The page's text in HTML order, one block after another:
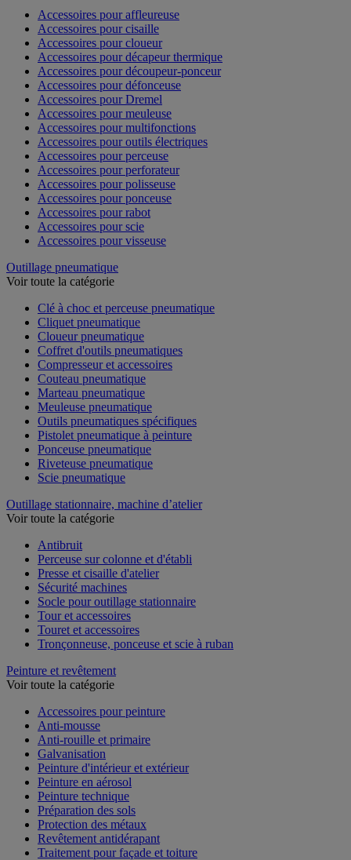
Accessoires pour affleureuse
Accessoires pour cisaille
Accessoires pour cloueur
Accessoires pour décapeur thermique
Accessoires pour découpeur-ponceur
Accessoires pour défonceuse
Accessoires pour Dremel
Accessoires pour meuleuse
Accessoires pour multifonctions
Accessoires pour outils électriques
Accessoires pour perceuse
Accessoires pour perforateur
Accessoires pour polisseuse
Accessoires pour ponceuse
Accessoires pour rabot
Accessoires pour scie
Accessoires pour visseuse
Outillage pneumatique
Voir toute la catégorie
Clé à choc et perceuse pneumatique
Cliquet pneumatique
Cloueur pneumatique
Coffret d'outils pneumatiques
Compresseur et accessoires
Couteau pneumatique
Marteau pneumatique
Meuleuse pneumatique
Outils pneumatiques spécifiques
Pistolet pneumatique à peinture
Ponceuse pneumatique
Riveteuse pneumatique
Scie pneumatique
Outillage stationnaire, machine d’atelier
Voir toute la catégorie
Antibruit
Perceuse sur colonne et d'établi
Presse et cisaille d'atelier
Sécurité machines
Socle pour outillage stationnaire
Tour et accessoires
Touret et accessoires
Tronçonneuse, ponceuse et scie à ruban
Peinture et revêtement
Voir toute la catégorie
Accessoires pour peinture
Anti-mousse
Anti-rouille et primaire
Galvanisation
Peinture d'intérieur et extérieur
Peinture en aérosol
Peinture technique
Préparation des sols
Protection des métaux
Revêtement antidérapant
Traitement pour façade et toiture